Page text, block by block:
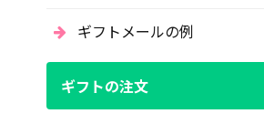
ギフトメールの例
ギフトの注文